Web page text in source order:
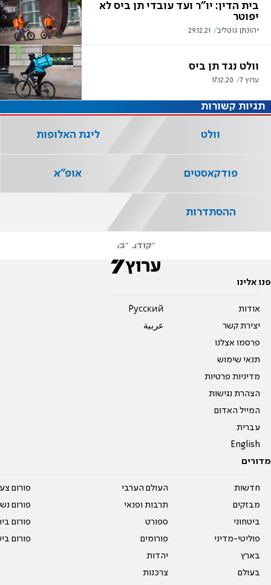
בית הדין: יו"ר ועד עובדי תן ביס לא
יפוטר
יהונתן גוטליב 29.12.21
וולט נגד תן ביס
ערוץ 7 17.12.20
תגיות קשורות
וולט ליגת האלופות
פודקאסטים אופ"א
ההסתדרות
הקודם הבא
פנו אלינו
אודות
יצירת קשר
פרסמו אצלנו
תנאי שימוש
מדיניות פרטיות
הצהרת נגישות
המייל האדום
עברית
English
Pусский
عربية
מדורים
חדשות
מבזקים
ביטחוני
פוליטי-מדיני
בארץ
בעולם
העולם הערבי
תרבות ופנאי
ספורט
פורומים
יהדות
צרכנות
פורום
פורום
פורום
פורום